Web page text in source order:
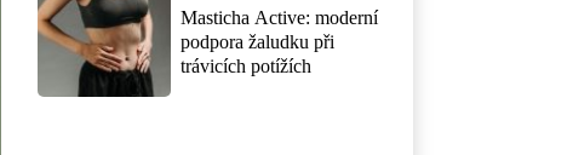
Masticha Active: moderní
podpora žaludku při
trávicích potížích